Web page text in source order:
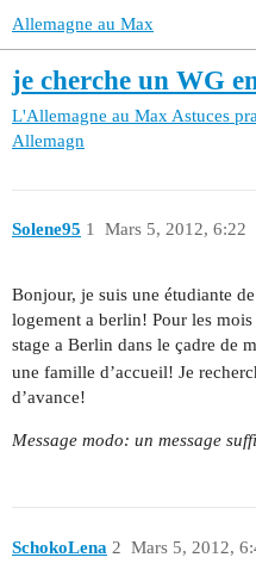
Allemagne au Max
je cherche un WG
L'Allemagne au Max Astuces
Allemagn
Solene95 Mars 5, 2012, 6:22
1
Bonjour, je suis une étudiante
logement a berlin! Pour les
stage a Berlin dans le çadre de
une famille d’accueil! Je
d’avance!
Message modo: un message
SchokoLena Mars 5, 2012,
2